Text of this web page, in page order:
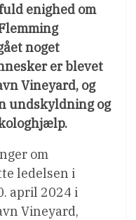
enighed om
noget
er blevet
Vineyard, og
undskyldning og
om
ledelsen i
april 2024 i
Vineyard,